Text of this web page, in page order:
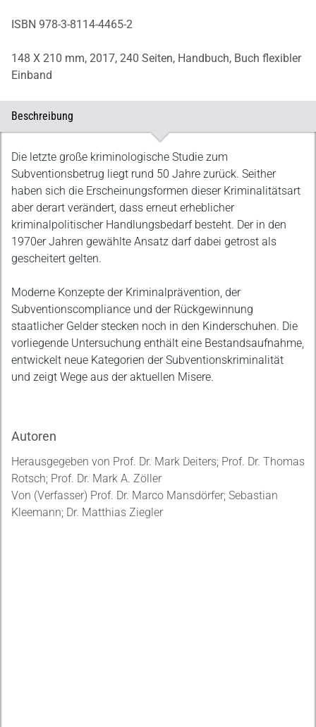
ISBN 978-3-8114-4465-2
148 X 210 mm, 2017, 240 Seiten, Handbuch, Buch flexibler
Einband
Beschreibung
Beschreibung
Die letzte große kriminologische Studie zum
Subventionsbetrug liegt rund 50 Jahre zurück. Seither
haben sich die Erscheinungsformen dieser Kriminalitätsart
aber derart verändert, dass erneut erheblicher
kriminalpolitischer Handlungsbedarf besteht. Der in den
1970er Jahren gewählte Ansatz darf dabei getrost als
gescheitert gelten.
Moderne Konzepte der Kriminalprävention, der
Subventionscompliance und der Rückgewinnung
staatlicher Gelder stecken noch in den Kinderschuhen. Die
vorliegende Untersuchung enthält eine Bestandsaufnahme,
entwickelt neue Kategorien der Subventionskriminalität
und zeigt Wege aus der aktuellen Misere.
Autoren
Herausgegeben von Prof. Dr. Mark Deiters; Prof. Dr. Thomas
Rotsch; Prof. Dr. Mark A. Zöller
Von (Verfasser) Prof. Dr. Marco Mansdörfer; Sebastian
Kleemann; Dr. Matthias Ziegler